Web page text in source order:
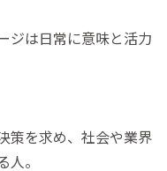
ジは日常に意味と活力
策を求め、社会や業界
。